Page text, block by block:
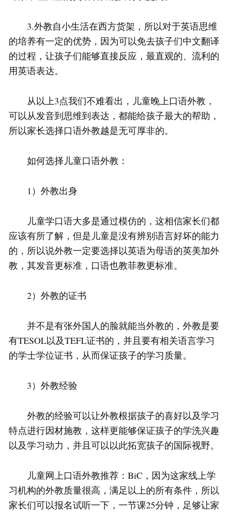
3.外教自小生活在西方货架，所以对于英语思维
的培养有一定的优势，因为可以免去孩子们中文翻译
的过程，让孩子们能够直接反应，最直观的、流利的
用英语表达。
从以上3点我们不难看出，儿童晚上口语外教，
可以从发音到思维到表达，都能给孩子最大的帮助，
所以家长选择口语外教越是无可厚非的。
如何选择儿童口语外教：
1）外教出身
儿童学口语大多是通过模仿的，这相信家长们都
应该有所了解，但是儿童是没有辨别语言好坏的能力
的，所以说外教一定要选择以英语为母语的英美加外
教，其发音更标准，口语也教菲教更标准。
2）外教的证书
并不是有张外国人的脸就能当外教的，外教是要
有TESOL以及TEFL证书的，并且要有相关语言学习
的学士学位证书，从而保证孩子的学习质量。
3）外教经验
外教的经验可以让外教根据孩子的喜好以及学习
特点进行因材施教，这样更能够保证孩子的学洗兴趣
以及学习动力，并且可以以此拓宽孩子的国际视野。
儿童网上口语外教推荐：BiC，因为这家线上学
习机构的外教质量很高，满足以上的所有条件，所以
家长们可以报名试听一下，一节课25分钟，足够让家